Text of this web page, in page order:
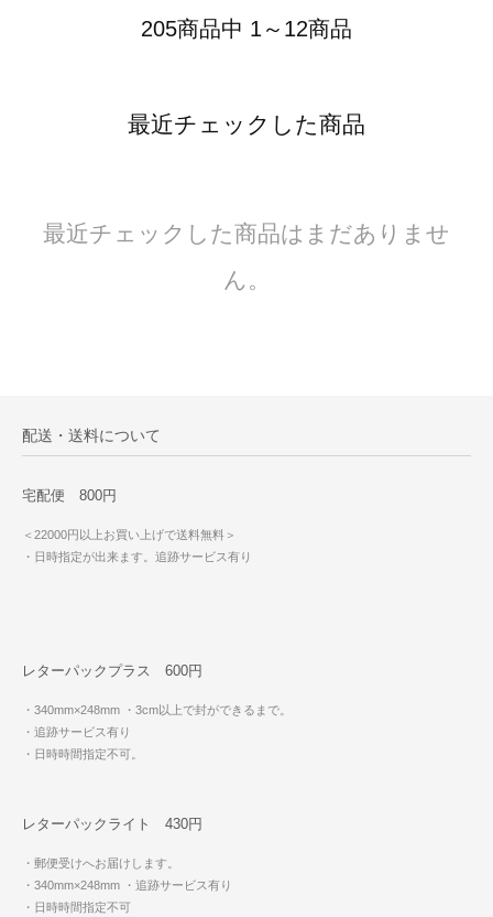
205商品中 1～12商品
最近チェックした商品
最近チェックした商品はまだありませ
ん。
配送・送料について
宅配便 800円
＜22000円以上お買い上げで送料無料＞
・日時指定が出来ます。追跡サービス有り
レターパックプラス 600円
・340mm×248mm ・3cm以上で封ができるまで。
・追跡サービス有り
・日時時間指定不可。
レターパックライト 430円
・郵便受けへお届けします。
・340mm×248mm ・追跡サービス有り
・日時時間指定不可